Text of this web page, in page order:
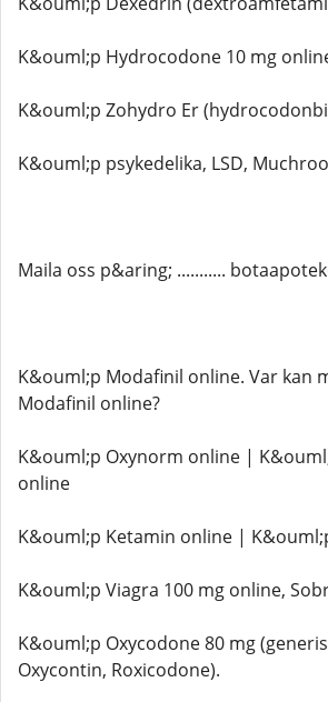
K&ouml;p Hydrocodone 10 mg
K&ouml;p Zohydro Er
K&ouml;p psykedelika, LSD,
Maila oss p&aring; ...........
K&ouml;p Modafinil online. Var kan
Modafinil online?
K&ouml;p Oxynorm online |
online
K&ouml;p Ketamin online |
K&ouml;p Viagra 100 mg online,
K&ouml;p Oxycodone 80 mg
Oxycontin, Roxicodone).